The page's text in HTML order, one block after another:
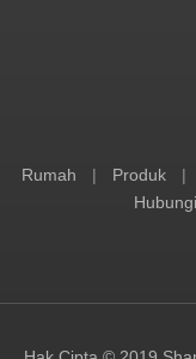
Rumah | Produk |